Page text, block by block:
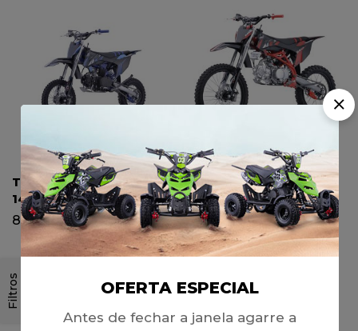
Filtros
TOX: VOLCANO MX 125
14″/12″
899,00€
TOX: VOLCANO RACE XL
140 19″/16″
1349,00€
OFERTA ESPECIAL
Antes de fechar a janela agarre a